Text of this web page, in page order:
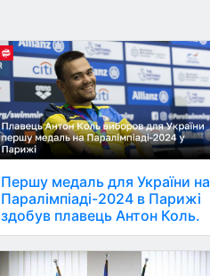
Першу медаль для України на
Паралімпіаді-2024 в Парижі
здобув плавець Антон Коль.